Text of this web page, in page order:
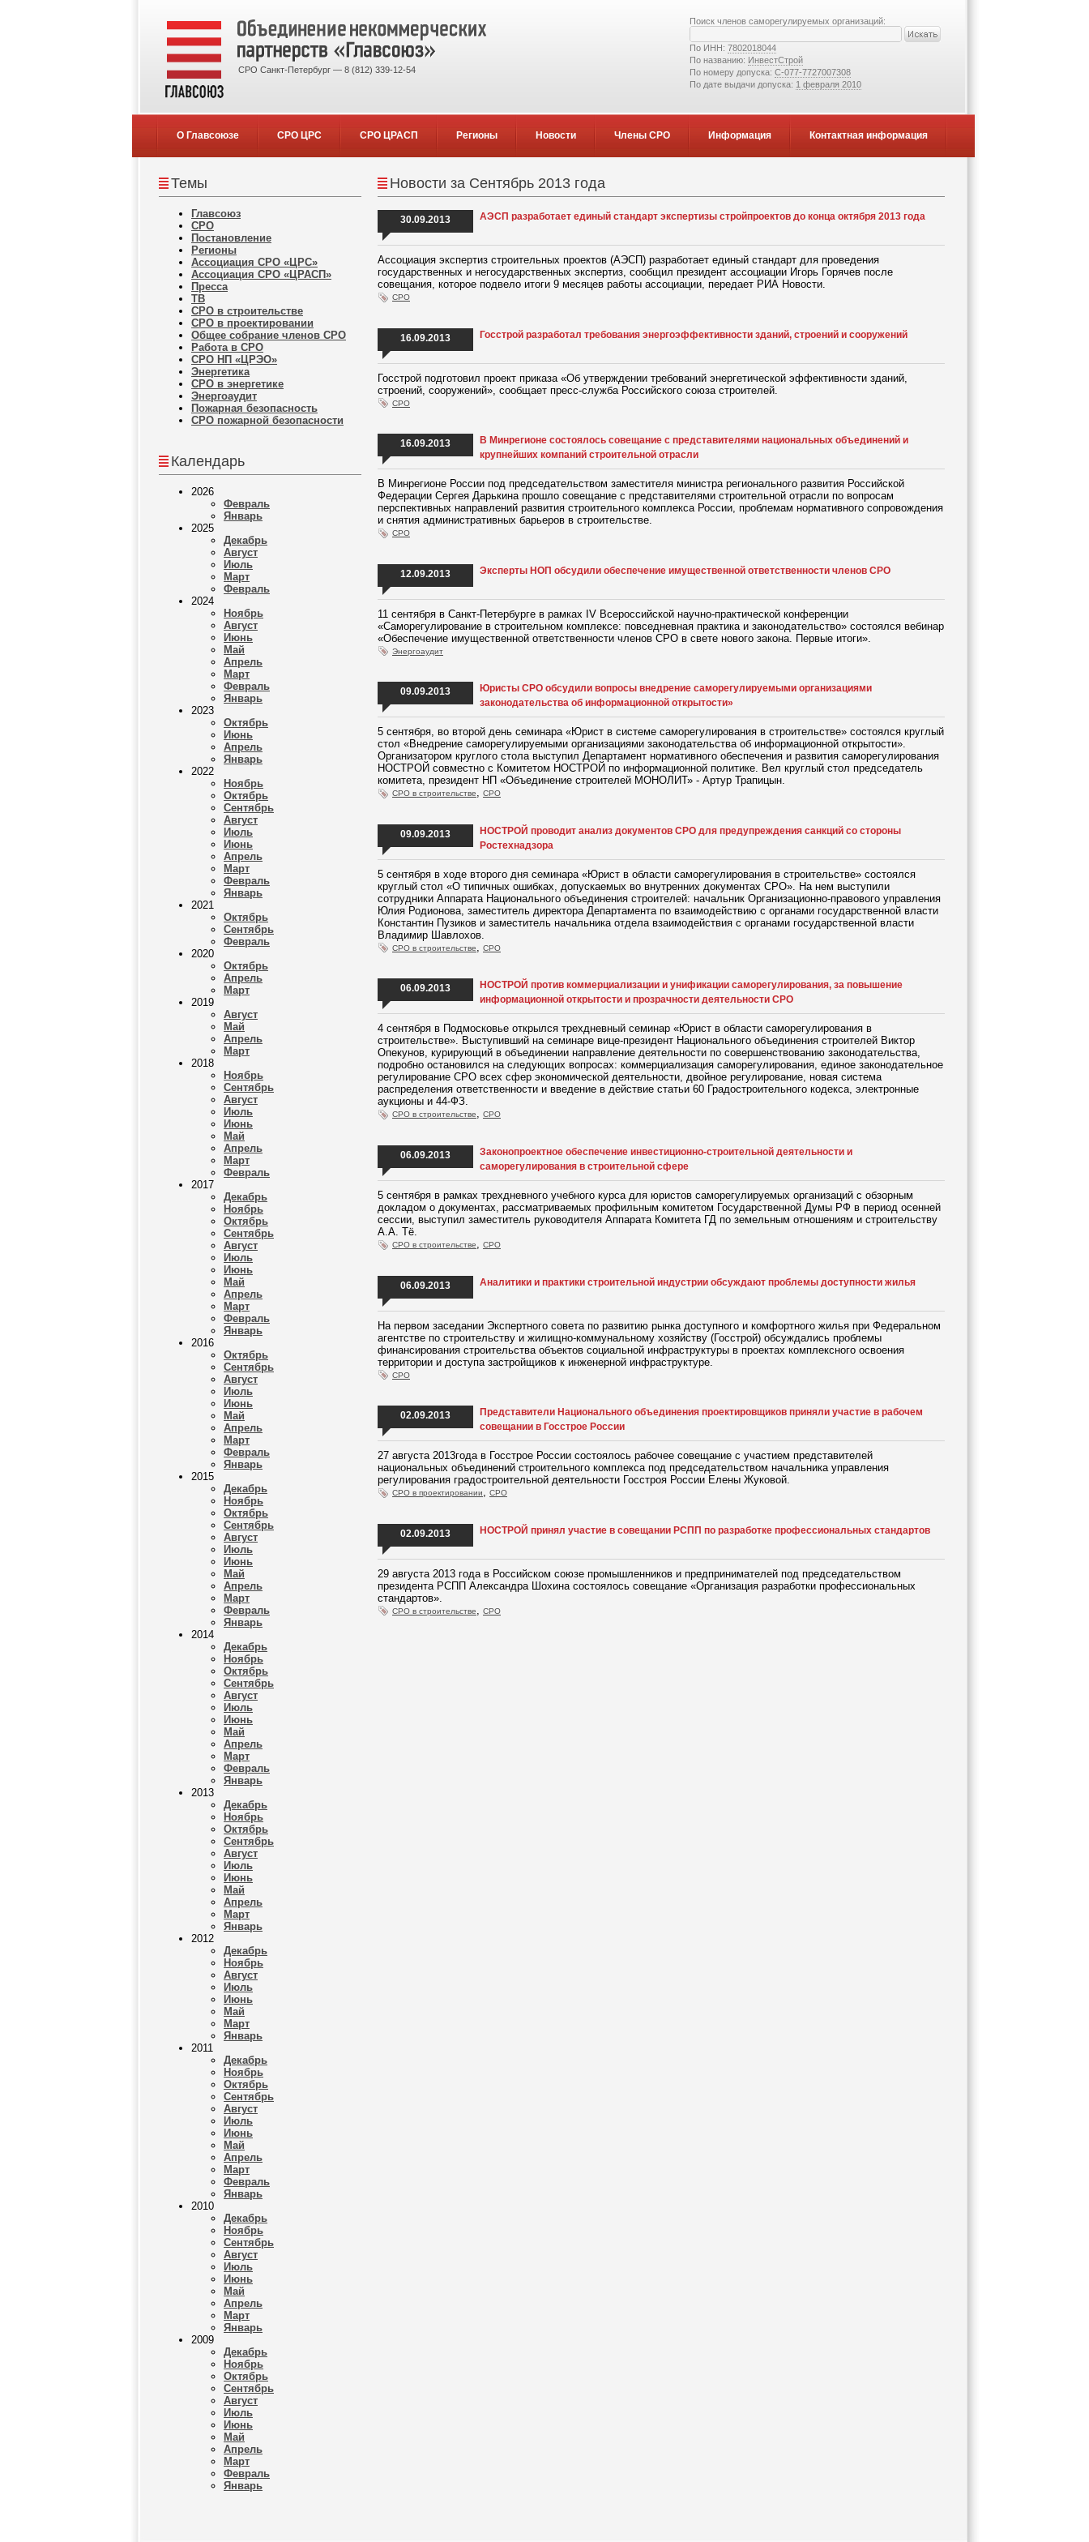
СРО Санкт-Петербург — 8 (812) 339-12-54
Поиск членов саморегулируемых организаций:
По ИНН: 7802018044
По названию: ИнвестСтрой
По номеру допуска: С-077-7727007308
По дате выдачи допуска: 1 февраля 2010
О Главсоюзе СРО ЦРС СРО ЦРАСП Регионы Новости Члены СРО Информация Контактная информация
Темы
Главсоюз
СРО
Постановление
Регионы
Ассоциация СРО «ЦРС»
Ассоциация СРО «ЦРАСП»
Пресса
ТВ
СРО в строительстве
СРО в проектировании
Общее собрание членов СРО
Работа в СРО
СРО НП «ЦРЭО»
Энергетика
СРО в энергетике
Энергоаудит
Пожарная безопасность
СРО пожарной безопасности
Календарь
2026
Февраль
Январь
2025
Декабрь
Август
Июль
Март
Февраль
2024
Ноябрь
Август
Июнь
Май
Апрель
Март
Февраль
Январь
2023
Октябрь
Июнь
Апрель
Январь
2022
Ноябрь
Октябрь
Сентябрь
Август
Июль
Июнь
Апрель
Март
Февраль
Январь
2021
Октябрь
Сентябрь
Февраль
2020
Октябрь
Апрель
Март
2019
Август
Май
Апрель
Март
2018
Ноябрь
Сентябрь
Август
Июль
Июнь
Май
Апрель
Март
Февраль
2017
Декабрь
Ноябрь
Октябрь
Сентябрь
Август
Июль
Июнь
Май
Апрель
Март
Февраль
Январь
2016
Октябрь
Сентябрь
Август
Июль
Июнь
Май
Апрель
Март
Февраль
Январь
2015
Декабрь
Ноябрь
Октябрь
Сентябрь
Август
Июль
Июнь
Май
Апрель
Март
Февраль
Январь
2014
Декабрь
Ноябрь
Октябрь
Сентябрь
Август
Июль
Июнь
Май
Апрель
Март
Февраль
Январь
2013
Декабрь
Ноябрь
Октябрь
Сентябрь
Август
Июль
Июнь
Май
Апрель
Март
Январь
2012
Декабрь
Ноябрь
Август
Июль
Июнь
Май
Март
Январь
2011
Декабрь
Ноябрь
Октябрь
Сентябрь
Август
Июль
Июнь
Май
Апрель
Март
Февраль
Январь
2010
Декабрь
Ноябрь
Сентябрь
Август
Июль
Июнь
Май
Апрель
Март
Январь
2009
Декабрь
Ноябрь
Октябрь
Сентябрь
Август
Июль
Июнь
Май
Апрель
Март
Февраль
Январь
Новости за Сентябрь 2013 года
30.09.2013 АЭСП разработает единый стандарт экспертизы стройпроектов до конца октября 2013 года
Ассоциация экспертиз строительных проектов (АЭСП) разработает единый стандарт для проведения
государственных и негосударственных экспертиз, сообщил президент ассоциации Игорь Горячев после
совещания, которое подвело итоги 9 месяцев работы ассоциации, передает РИА Новости.
СРО
16.09.2013 Госстрой разработал требования энергоэффективности зданий, строений и сооружений
Госстрой подготовил проект приказа «Об утверждении требований энергетической эффективности зданий,
строений, сооружений», сообщает пресс-служба Российского союза строителей.
СРО
16.09.2013
В Минрегионе состоялось совещание с представителями национальных объединений и
крупнейших компаний строительной отрасли
В Минрегионе России под председательством заместителя министра регионального развития Российской
Федерации Сергея Дарькина прошло совещание с представителями строительной отрасли по вопросам
перспективных направлений развития строительного комплекса России, проблемам нормативного сопровождения
и снятия административных барьеров в строительстве.
СРО
12.09.2013 Эксперты НОП обсудили обеспечение имущественной ответственности членов СРО
11 сентября в Санкт-Петербурге в рамках IV Всероссийской научно-практической конференции
«Саморегулирование в строительном комплексе: повседневная практика и законодательство» состоялся вебинар
«Обеспечение имущественной ответственности членов СРО в свете нового закона. Первые итоги».
Энергоаудит
09.09.2013
Юристы СРО обсудили вопросы внедрение саморегулируемыми организациями
законодательства об информационной открытости»
5 сентября, во второй день семинара «Юрист в системе саморегулирования в строительстве» состоялся круглый
стол «Внедрение саморегулируемыми организациями законодательства об информационной открытости».
Организатором круглого стола выступил Департамент нормативного обеспечения и развития саморегулирования
НОСТРОЙ совместно с Комитетом НОСТРОЙ по информационной политике. Вел круглый стол председатель
комитета, президент НП «Объединение строителей МОНОЛИТ» - Артур Трапицын.
СРО в строительстве, СРО
09.09.2013
НОСТРОЙ проводит анализ документов СРО для предупреждения санкций со стороны
Ростехнадзора
5 сентября в ходе второго дня семинара «Юрист в области саморегулирования в строительстве» состоялся
круглый стол «О типичных ошибках, допускаемых во внутренних документах СРО». На нем выступили
сотрудники Аппарата Национального объединения строителей: начальник Организационно-правового управления
Юлия Родионова, заместитель директора Департамента по взаимодействию с органами государственной власти
Константин Пузиков и заместитель начальника отдела взаимодействия с органами государственной власти
Владимир Шавлохов.
СРО в строительстве СРО
06.09.2013
НОСТРОЙ против коммерциализации и унификации саморегулирования, за повышение
информационной открытости и прозрачности деятельности СРО
4 сентября в Подмосковье открылся трехдневный семинар «Юрист в области саморегулирования в
строительстве». Выступивший на семинаре вице-президент Национального объединения строителей Виктор
Опекунов, курирующий в объединении направление деятельности по совершенствованию законодательства,
подробно остановился на следующих вопросах: коммерциализация саморегулирования, единое законодательное
регулирование СРО всех сфер экономической деятельности, двойное регулирование, новая система
распределения ответственности и введение в действие статьи 60 Градостроительного кодекса, электронные
аукционы и 44-ФЗ.
СРО в строительстве, СРО
06.09.2013
Законопроектное обеспечение инвестиционно-строительной деятельности и
саморегулирования в строительной сфере
5 сентября в рамках трехдневного учебного курса для юристов саморегулируемых организаций с обзорным
докладом о документах, рассматриваемых профильным комитетом Государственной Думы РФ в период осенней
сессии, выступил заместитель руководителя Аппарата Комитета ГД по земельным отношениям и строительству
А.А. Тё.
СРО в строительстве СРО
06.09.2013 Аналитики и практики строительной индустрии обсуждают проблемы доступности жилья
На первом заседании Экспертного совета по развитию рынка доступного и комфортного жилья при Федеральном
агентстве по строительству и жилищно-коммунальному хозяйству (Госстрой) обсуждались проблемы
финансирования строительства объектов социальной инфраструктуры в проектах комплексного освоения
территории и доступа застройщиков к инженерной инфраструктуре.
СРО
02.09.2013
Представители Национального объединения проектировщиков приняли участие в рабочем
совещании в Госстрое России
27 августа 2013года в Госстрое России состоялось рабочее совещание с участием представителей
национальных объединений строительного комплекса под председательством начальника управления
регулирования градостроительной деятельности Госстроя России Елены Жуковой.
СРО в проектировании, СРО
02.09.2013 НОСТРОЙ принял участие в совещании РСПП по разработке профессиональных стандартов
29 августа 2013 года в Российском союзе промышленников и предпринимателей под председательством
президента РСПП Александра Шохина состоялось совещание «Организация разработки профессиональных
стандартов».
СРО в строительстве СРО